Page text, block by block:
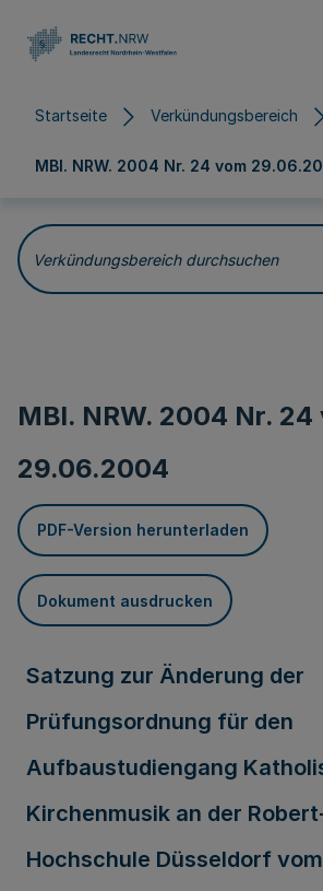
Startseite Verkündungsbereich
MBl. NRW. 2004 Nr. 24 vom
Verkündungsbereich durchsuchen
MBl. NRW. 2004 Nr. 24
29.06.2004
PDF-Version herunterladen
Dokument ausdrucken
Satzung zur Änderung der
Prüfungsordnung für den
Aufbaustudiengang
Kirchenmusik an der
Hochschule Düsseldorf